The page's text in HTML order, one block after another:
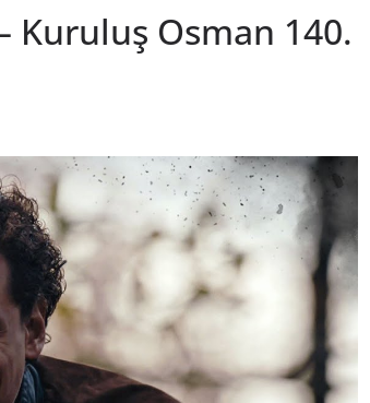
Kuruluş Osman 140.